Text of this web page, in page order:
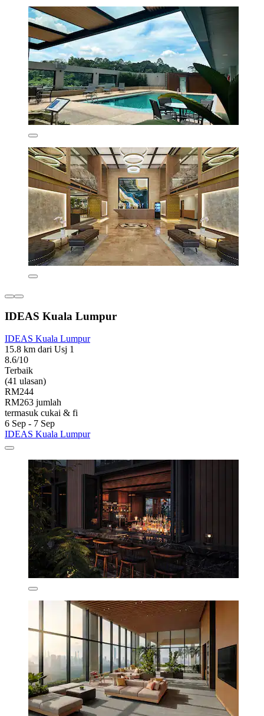
IDEAS Kuala Lumpur
IDEAS Kuala Lumpur
15.8 km dari Usj 1
8.6/10
Terbaik
(41 ulasan)
RM244
RM263 jumlah
termasuk cukai & fi
6 Sep - 7 Sep
IDEAS Kuala Lumpur